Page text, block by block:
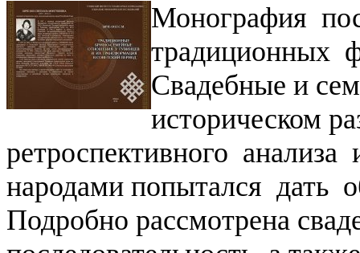
Монография
традиционных
Свадебные и
историческом
ретроспективного
народами попытался дать
Подробно рассмотрена